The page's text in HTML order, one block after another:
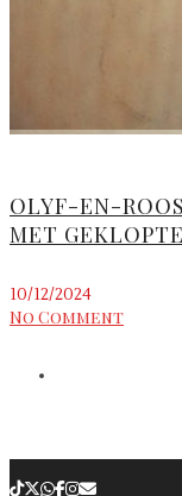
OLYF-EN-
MET
10/12/2024
No Comment